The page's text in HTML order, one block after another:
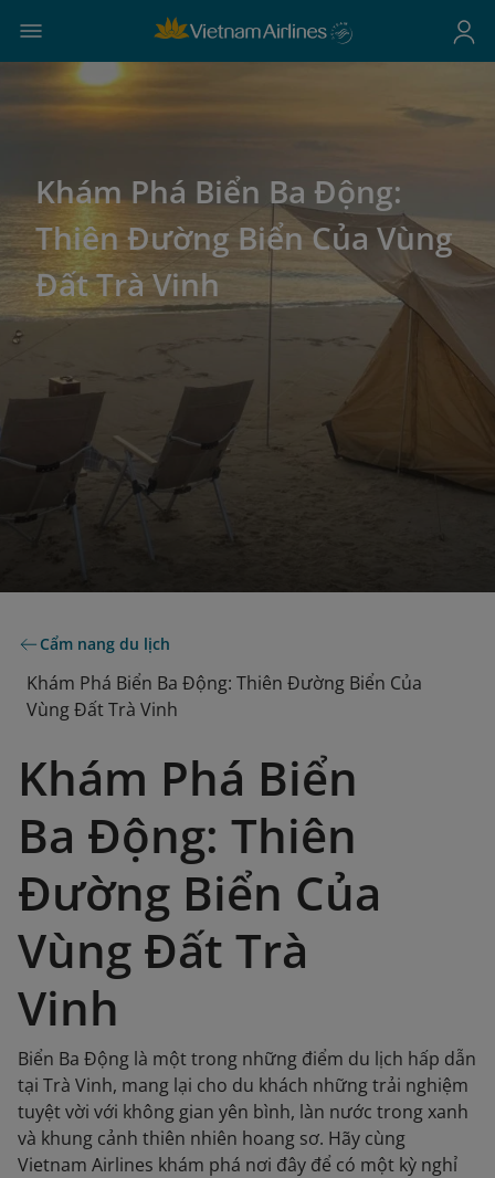
Khám Phá Biển Ba Động:
Thiên Đường Biển Của Vùng
Đất Trà Vinh
Cẩm nang du lịch
Khám Phá Biển Ba Động: Thiên Đường Biển Của
Vùng Đất Trà Vinh
Khám Phá Biển
Ba Động: Thiên
Đường Biển Của
Vùng Đất Trà
Vinh
Biển Ba Động là một trong những điểm du lịch hấp dẫn
tại Trà Vinh, mang lại cho du khách những trải nghiệm
tuyệt vời với không gian yên bình, làn nước trong xanh
và khung cảnh thiên nhiên hoang sơ. Hãy cùng
Vietnam Airlines khám phá nơi đây để có một kỳ nghỉ